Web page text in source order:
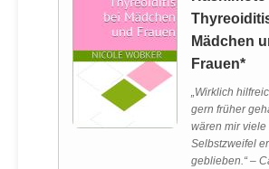
Mädchen
Frauen*
„Wirklich
gern früher
wären mir viele
Selbstzweifel
geblieben.“ –